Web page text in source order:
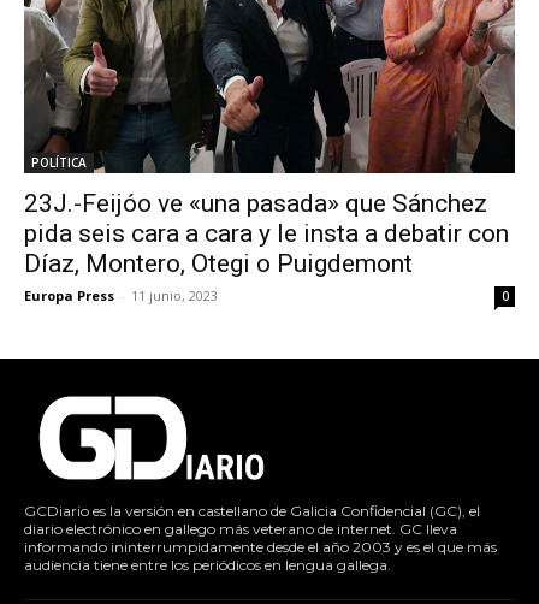
POLÍTICA
23J.-Feijóo ve «una pasada» que Sánchez
pida seis cara a cara y le insta a debatir con
Díaz, Montero, Otegi o Puigdemont
Europa Press - 11 junio, 2023 0
GCDiario es la versión en castellano de Galicia Confidencial (GC), el
diario electrónico en gallego más veterano de internet. GC lleva
informando ininterrumpidamente desde el año 2003 y es el que más
audiencia tiene entre los periódicos en lengua gallega.